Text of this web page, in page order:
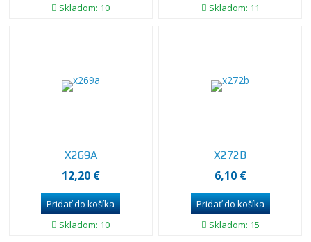
Skladom: 10 Skladom: 11
X269A
12,20 €
Skladom: 10
X272B
6,10 €
Skladom: 15